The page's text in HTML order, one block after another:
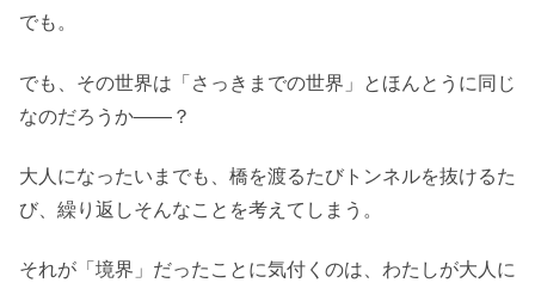
でも。
でも、その世界は「さっきまでの世界」とほんとうに同じ
なのだろうか――？
大人になったいまでも、橋を渡るたびトンネルを抜けるた
び、繰り返しそんなことを考えてしまう。
それが「境界」だったことに気付くのは、わたしが大人に